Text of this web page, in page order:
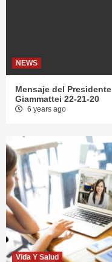
NEWS
Mensaje del Presidente
Giammattei 22-21-20
6 years ago
Vida Y Salud